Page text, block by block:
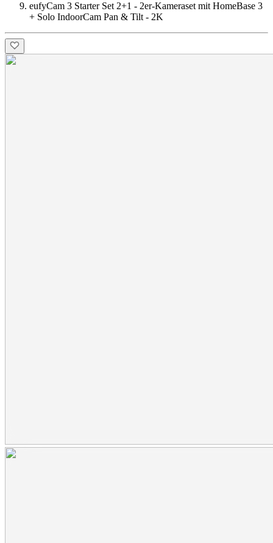
eufyCam 3 Starter Set 2+1 - 2er-Kameraset mit HomeBase 3
+ Solo IndoorCam Pan & Tilt - 2K